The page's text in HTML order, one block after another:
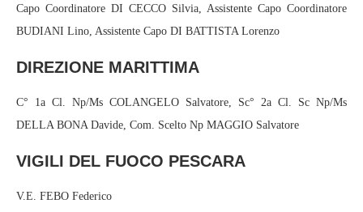
Capo Coordinatore DI CECCO Silvia, Assistente Capo Coordinatore
BUDIANI Lino, Assistente Capo DI BATTISTA Lorenzo
DIREZIONE MARITTIMA
C° 1a Cl. Np/Ms COLANGELO Salvatore, Sc° 2a Cl. Sc Np/Ms
DELLA BONA Davide, Com. Scelto Np MAGGIO Salvatore
VIGILI DEL FUOCO PESCARA
V.E. FEBO Federico